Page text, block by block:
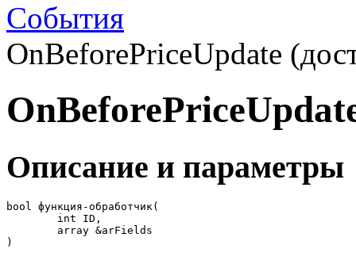
События
OnBeforePriceUpdate
Описание и параметры
bool функция-обработчик(
)